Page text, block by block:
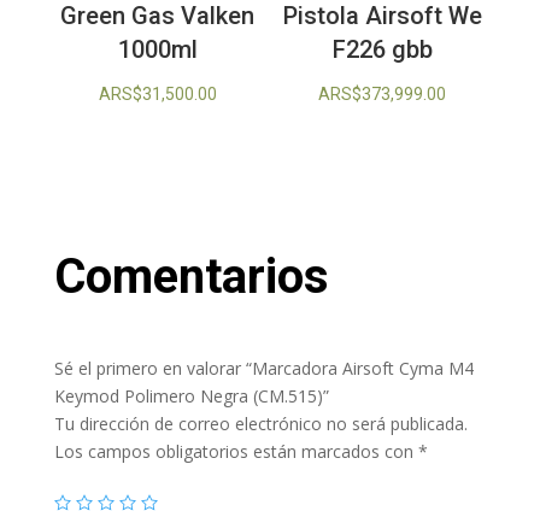
Green Gas Valken
1000ml
ARS$31,500.00
Pistola Airsoft We
F226 gbb
ARS$373,999.00
Comentarios
Sé el primero en valorar “Marcadora Airsoft Cyma M4
Keymod Polimero Negra (CM.515)”
Tu dirección de correo electrónico no será publicada.
Los campos obligatorios están marcados con *